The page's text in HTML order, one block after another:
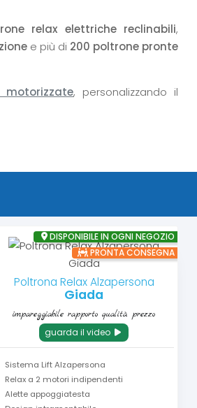
relax elettriche reclinabili,
e più di 200 poltrone pronte
motorizzate, personalizzando il
DISPONIBILE IN OGNI NEGOZIO
PRONTA CONSEGNA
Poltrona Relax Alzapersona
Giada
impareggiabile rapporto qualità prezzo
guarda il video
Sistema Lift Alzapersona
Relax a 2 motori indipendenti
Alette appoggiatesta